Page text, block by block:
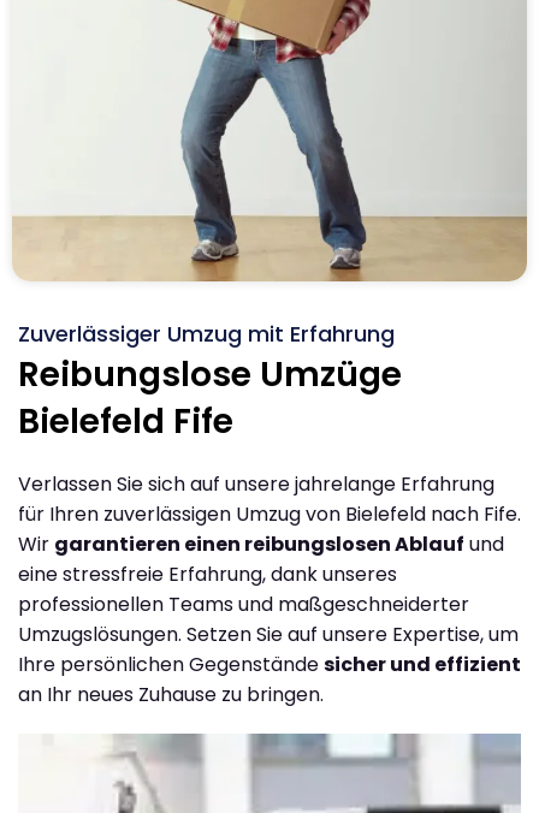
Zuverlässiger Umzug mit Erfahrung
Reibungslose Umzüge
Bielefeld Fife
Verlassen Sie sich auf unsere jahrelange Erfahrung
für Ihren zuverlässigen Umzug von Bielefeld nach Fife.
Wir garantieren einen reibungslosen Ablauf und
eine stressfreie Erfahrung, dank unseres
professionellen Teams und maßgeschneiderter
Umzugslösungen. Setzen Sie auf unsere Expertise, um
Ihre persönlichen Gegenständesicher und effizient
an Ihr neues Zuhause zu bringen.